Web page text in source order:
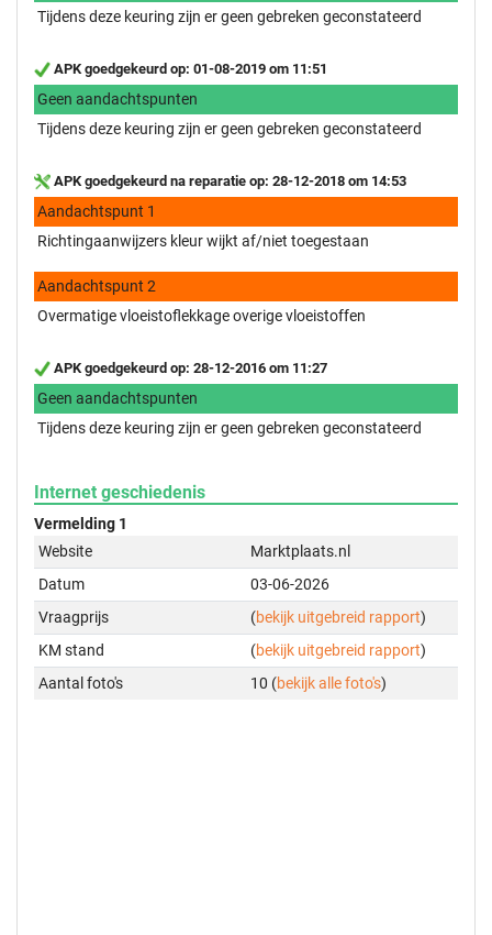
Tijdens deze keuring zijn er geen gebreken geconstateerd
APK goedgekeurd op: 01-08-2019 om 11:51
Geen aandachtspunten
Tijdens deze keuring zijn er geen gebreken geconstateerd
APK goedgekeurd na reparatie op: 28-12-2018 om 14:53
Aandachtspunt 1
Richtingaanwijzers kleur wijkt af/niet toegestaan
Aandachtspunt 2
Overmatige vloeistoflekkage overige vloeistoffen
APK goedgekeurd op: 28-12-2016 om 11:27
Geen aandachtspunten
Tijdens deze keuring zijn er geen gebreken geconstateerd
Internet geschiedenis
Vermelding 1
Website
Marktplaats.nl
Datum
03-06-2026
Vraagprijs
(bekijk uitgebreid rapport)
KM stand
(bekijk uitgebreid rapport)
Aantal foto's
10 (bekijk alle foto's)